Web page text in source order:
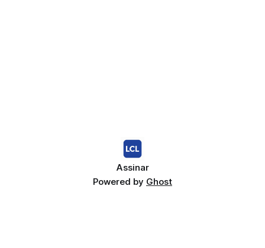
Assinar
Powered by Ghost